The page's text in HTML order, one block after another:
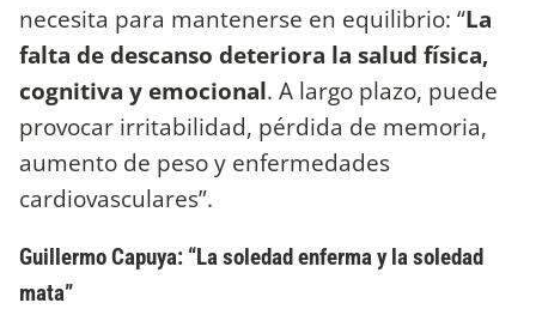
necesita para mantenerse en equilibrio: “La
falta de descanso deteriora la salud física,
cognitiva y emocional. A largo plazo, puede
provocar irritabilidad, pérdida de memoria,
aumento de peso y enfermedades
cardiovasculares”.
Guillermo Capuya: “La soledad enferma y la soledad
mata”